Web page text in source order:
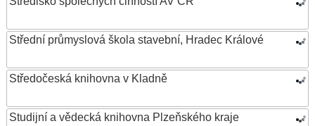
Střední průmyslová škola stavební, Hradec Králové
Středočeská knihovna v Kladně
Studijní a vědecká knihovna Plzeňského kraje